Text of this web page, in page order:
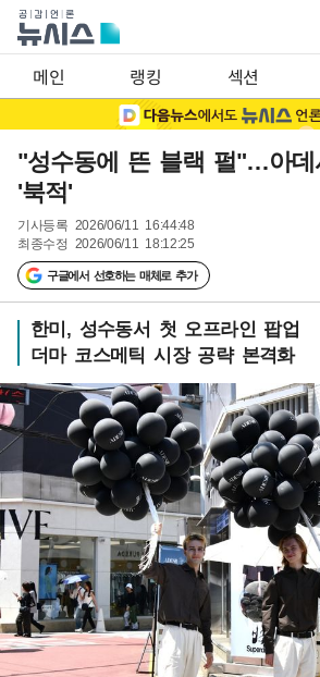
메인 랭킹 섹션
"성수동에 뜬 블랙 펄"…아데
'북적'
기사등록 2026/06/11 16:44:48
최종수정 2026/06/11 18:12:25
구글에서 선호하는 매체로 추가
한미, 성수동서 첫 오프라인 팝업
더마 코스메틱 시장 공략 본격화